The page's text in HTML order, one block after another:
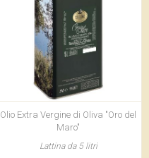
Olio Extra Vergine di Oliva "Oro del
Maro"
Lattina da 5 litri